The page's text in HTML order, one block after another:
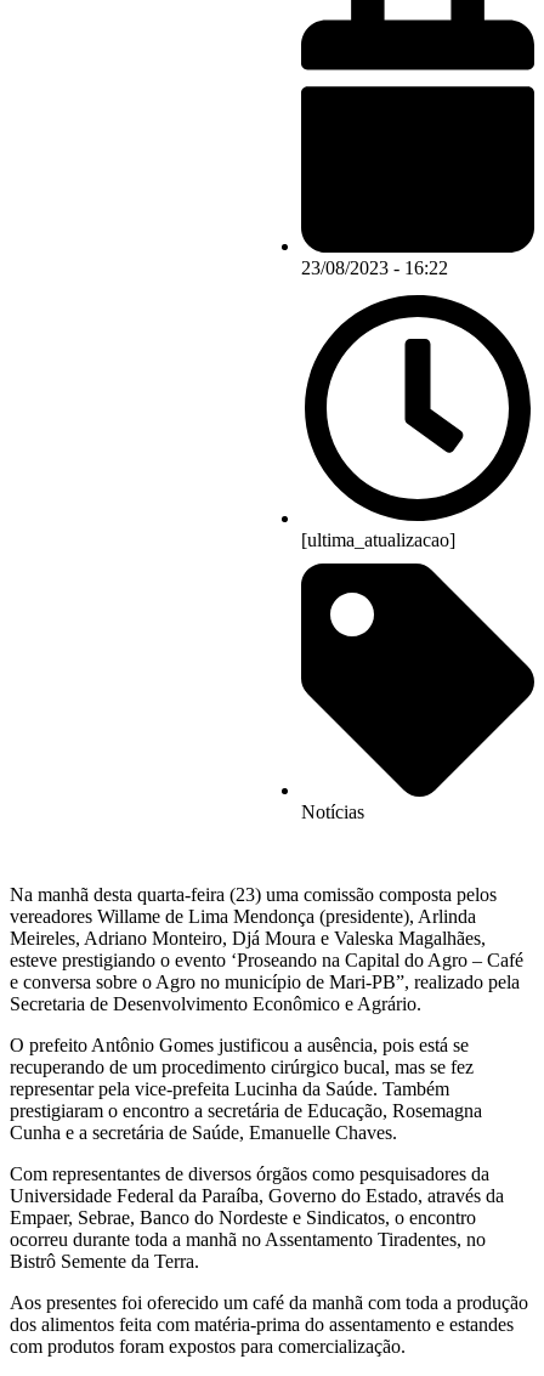
23/08/2023 - 16:22
[ultima_atualizacao]
Notícias
Na manhã desta quarta-feira (23) uma comissão composta pelos
vereadores Willame de Lima Mendonça (presidente), Arlinda
Meireles, Adriano Monteiro, Djá Moura e Valeska Magalhães,
esteve prestigiando o evento ‘Proseando na Capital do Agro – Café
e conversa sobre o Agro no município de Mari-PB”, realizado pela
Secretaria de Desenvolvimento Econômico e Agrário.
O prefeito Antônio Gomes justificou a ausência, pois está se
recuperando de um procedimento cirúrgico bucal, mas se fez
representar pela vice-prefeita Lucinha da Saúde. Também
prestigiaram o encontro a secretária de Educação, Rosemagna
Cunha e a secretária de Saúde, Emanuelle Chaves.
Com representantes de diversos órgãos como pesquisadores da
Universidade Federal da Paraíba, Governo do Estado, através da
Empaer, Sebrae, Banco do Nordeste e Sindicatos, o encontro
ocorreu durante toda a manhã no Assentamento Tiradentes, no
Bistrô Semente da Terra.
Aos presentes foi oferecido um café da manhã com toda a produção
dos alimentos feita com matéria-prima do assentamento e estandes
com produtos foram expostos para comercialização.